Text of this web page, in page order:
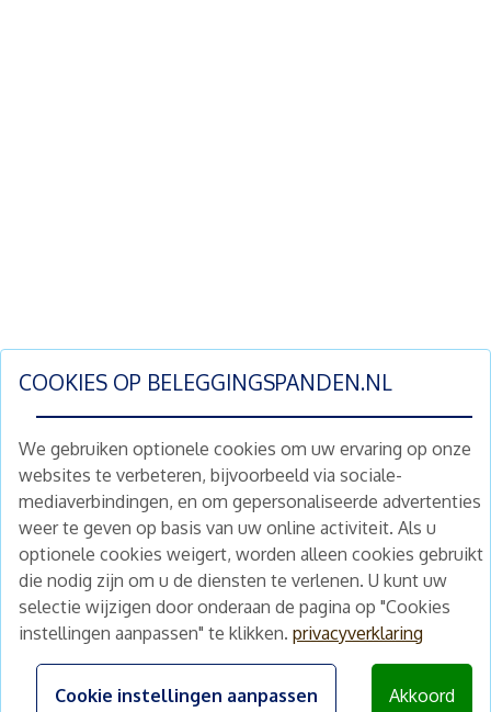
COOKIES OP BELEGGINGSPANDEN.NL
We gebruiken optionele cookies om uw ervaring op onze
websites te verbeteren, bijvoorbeeld via sociale-
mediaverbindingen, en om gepersonaliseerde advertenties
weer te geven op basis van uw online activiteit. Als u
optionele cookies weigert, worden alleen cookies gebruikt
die nodig zijn om u de diensten te verlenen. U kunt uw
selectie wijzigen door onderaan de pagina op "Cookies
instellingen aanpassen" te klikken. privacyverklaring
Cookie instellingen aanpassen Akkoord
Schrijf je nu in en ontvang wekelijks ons
nieuwe aanbod vastgoedbeleggingen.
Nieuwsbrief Abonneren
Home
Te koop
Nieuws
Schimmelstraat 5H
1053 TA Amsterdam
+31 (0) 30 225 31 12